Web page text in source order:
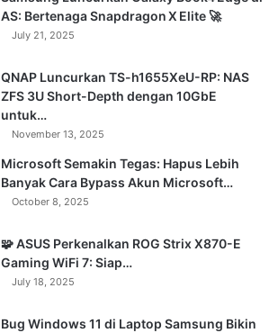
AS: Bertenaga Snapdragon X Elite 🚀
July 21, 2025
QNAP Luncurkan TS-h1655XeU-RP: NAS
ZFS 3U Short-Depth dengan 10GbE
untuk…
November 13, 2025
Microsoft Semakin Tegas: Hapus Lebih
Banyak Cara Bypass Akun Microsoft…
October 8, 2025
🧩 ASUS Perkenalkan ROG Strix X870-E
Gaming WiFi 7: Siap…
July 18, 2025
Bug Windows 11 di Laptop Samsung Bikin